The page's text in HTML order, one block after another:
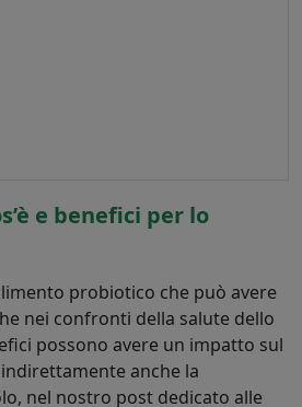
e benefici per lo
probiotico che può avere
nei confronti della salute dello
possono avere un impatto sul
anche la
nel nostro post dedicato alle